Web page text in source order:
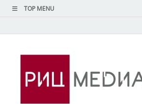
TOP MENU